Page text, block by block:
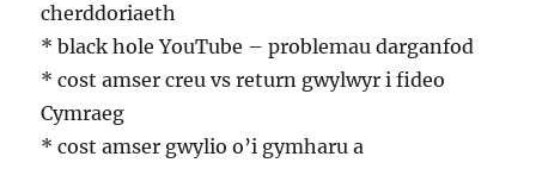
cherddoriaeth
* black hole YouTube – problemau darganfod
* cost amser creu vs return gwylwyr i fideo
Cymraeg
* cost amser gwylio o’i gymharu a